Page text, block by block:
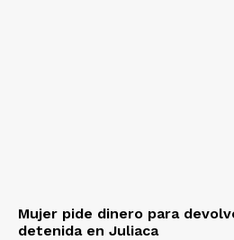
Mujer pide dinero para
detenida en Juliaca